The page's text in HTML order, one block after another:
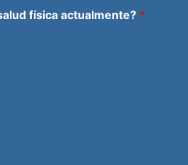
física actualmente? *